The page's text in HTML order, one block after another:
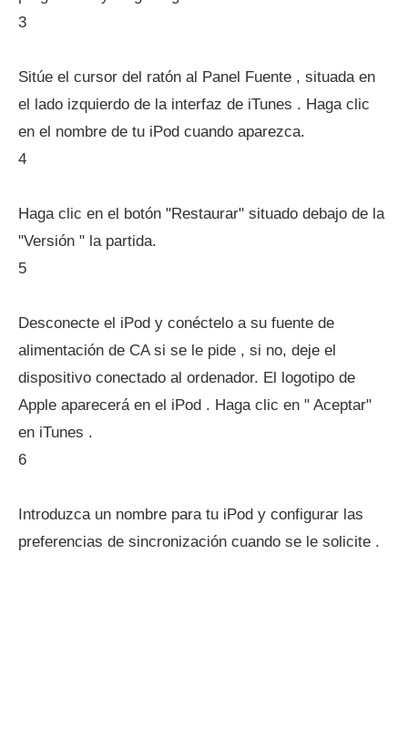
3
Sitúe el cursor del ratón al Panel Fuente , situada en
el lado izquierdo de la interfaz de iTunes . Haga clic
en el nombre de tu iPod cuando aparezca.
4
Haga clic en el botón "Restaurar" situado debajo de la
"Versión " la partida.
5
Desconecte el iPod y conéctelo a su fuente de
alimentación de CA si se le pide , si no, deje el
dispositivo conectado al ordenador. El logotipo de
Apple aparecerá en el iPod . Haga clic en " Aceptar"
en iTunes .
6
Introduzca un nombre para tu iPod y configurar las
preferencias de sincronización cuando se le solicite .